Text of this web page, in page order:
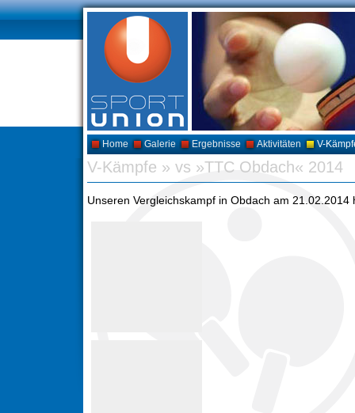
Home Galerie Ergebnisse Aktivitäten V-
V-Kämpfe » vs »TTC Obdach« 2014
Unseren Vergleichskampf in Obdach am